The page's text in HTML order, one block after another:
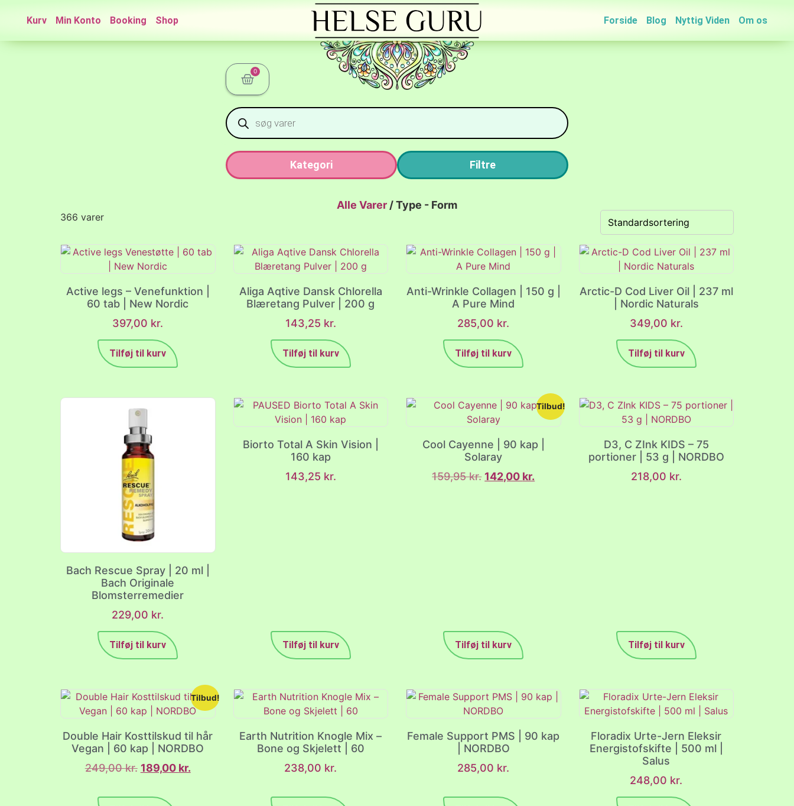
Forside Blog Nyttig Viden Om os
Kurv Min Konto Booking Shop
0
Kategori Filtre
Alle Varer /Type - Form
366 varer
Active legs – Venefunktion |
60 tab | New Nordic
397,00 kr.
Tilføj til kurv
Aliga Aqtive Dansk Chlorella
Blæretang Pulver | 200 g
143,25 kr.
Tilføj til kurv
Anti-Wrinkle Collagen | 150 g |
A Pure Mind
285,00 kr.
Tilføj til kurv
Arctic-D Cod Liver Oil | 237 ml
| Nordic Naturals
349,00 kr.
Tilføj til kurv
Bach Rescue Spray | 20 ml |
Bach Originale
Blomsterremedier
229,00 kr.
Tilføj til kurv
Biorto Total A Skin Vision |
160 kap
143,25 kr.
Tilføj til kurv
Tilbud!
Cool Cayenne | 90 kap |
Solaray
159,95kr. 142,00 kr.
Tilføj til kurv
D3, C ZInk KIDS – 75
portioner | 53 g | NORDBO
218,00 kr.
Tilføj til kurv
Tilbud!
Double Hair Kosttilskud til hår
Vegan | 60 kap | NORDBO
249,00kr. 189,00 kr.
Earth Nutrition Knogle Mix –
Bone og Skjelett | 60
238,00 kr.
Female Support PMS | 90 kap
| NORDBO
285,00 kr.
Floradix Urte-Jern Eleksir
Energistofskifte | 500 ml |
Salus
248,00 kr.